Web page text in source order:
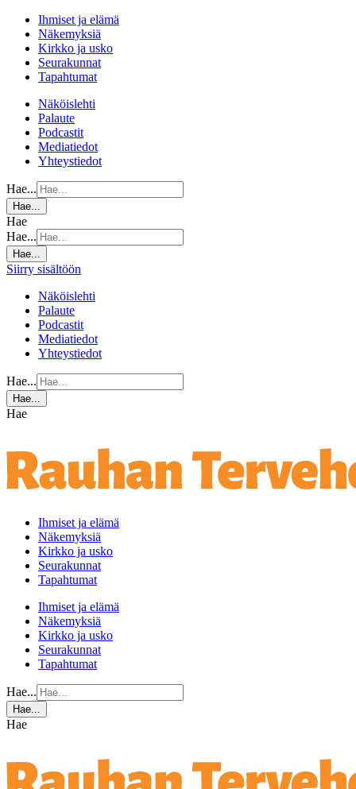
Ihmiset ja elämä
Näkemyksiä
Kirkko ja usko
Seurakunnat
Tapahtumat
Näköislehti
Palaute
Podcastit
Mediatiedot
Yhteystiedot
Hae...
Hae...
Hae
Hae...
Hae...
Siirry sisältöön
Näköislehti
Palaute
Podcastit
Mediatiedot
Yhteystiedot
Hae...
Hae...
Hae
Ihmiset ja elämä
Näkemyksiä
Kirkko ja usko
Seurakunnat
Tapahtumat
Ihmiset ja elämä
Näkemyksiä
Kirkko ja usko
Seurakunnat
Tapahtumat
Hae...
Hae...
Hae